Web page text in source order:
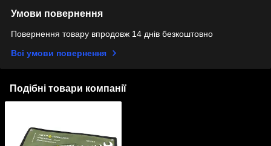
Умови повернення
Повернення товару впродовж 14 днів безкоштовно
Всі умови повернення
Подібні товари компанії